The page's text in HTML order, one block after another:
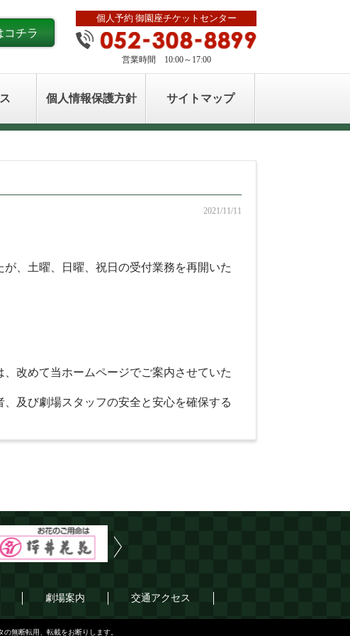
個人予約 御園座チケットセンター
営業時間 10:00～17:00
コチラ
個人情報保護方針 サイトマップ
2021/11/11
、土曜、日曜、祝日の受付業務を再開いた
改めて当ホームページでご案内させていた
及び劇場スタッフの安全と安心を確保する
劇場案内 交通アクセス
の無断転用、転載をお断りします。